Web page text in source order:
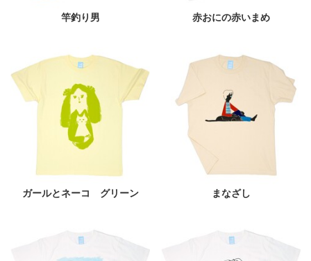
竿釣り男 赤おにの赤いまめ
ガールとネーコ グリーン まなざし